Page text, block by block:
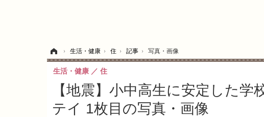
› 生活・健康 › 住 › 記事 › 写真・画像
【地震】小中高生に安定した
テイ 1枚目の写真・画像
生活・健康 住